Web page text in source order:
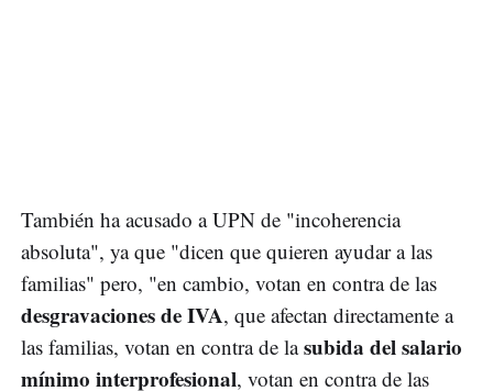
También ha acusado a UPN de "incoherencia
absoluta", ya que "dicen que quieren ayudar a las
familias" pero, "en cambio, votan en contra de las
desgravaciones de IVA, que afectan directamente a
las familias, votan en contra de lasubida del salario
mínimo interprofesional, votan en contra de las